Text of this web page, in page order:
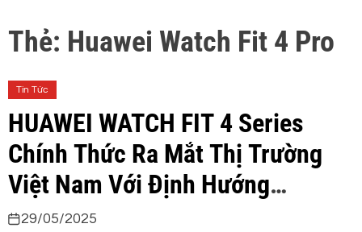
Thẻ: Huawei Watch Fit 4 Pro
Tin Tức
HUAWEI WATCH FIT 4 Series
Chính Thức Ra Mắt Thị Trường
Việt Nam Với Định Hướng
“Fashion Active”
29/05/2025